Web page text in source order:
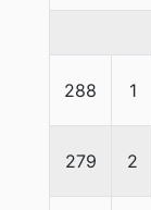
288 1
279 2